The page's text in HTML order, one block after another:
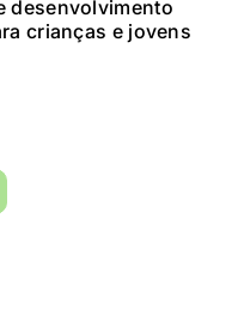
desenvolvimento
crianças e jovens